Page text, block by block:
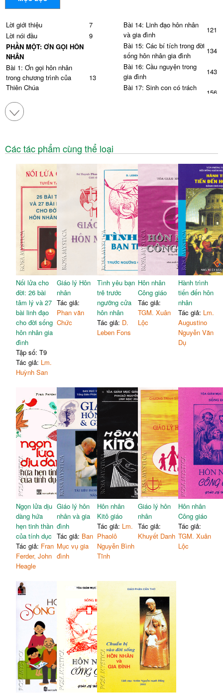
Lời giới thiệu
7
Lời nói đầu
9
PHẦN MỘT: ƠN GỌI HÔN
NHÂN
Bài 1: Ơn gọi hôn nhân
trong chương trình của
Thiên Chúa
13
Bài 3: Giáo luật về Bí tích
Hôn phối
Bài 5: Các thủ tục và nghi lễ
46
Bài 6: Sống thời kỳ đính hôn56
Bài 7: Tình yêu vợ chồng
Bài 8: Tính dục và hôn nhân69
Bài 9: Hoà hợp vợ chồng,
sự khác biệt giữa nam và
83
Bài 10: Hoà hợp vợ chồng,
triển nở trong tình yêu
90
Bài 11: Hoà hợp vợ chồng,
giải quyết những xung đột
Bài 12: Sự phân ly vợ chồng103
PHẦN HAI: GIA ĐÌNH LÀ
HỘI THÁNH TẠI GIA
Bài 13: Gia đình là Hội
thánh tại gia
113
Bài 14: Linh đạo hôn nhân
và gia đình
121
Bài 15: Các bí tích trong đời
sống hôn nhân gia đình
134
Bài 16: Cầu nguyện trong
gia đình
143
Bài 17: Sinh con có trách
156
Lời kết: Đón chờ tiệc cưới
Chiên Con
201
PHỤ LỤC
Phụ lục 1: Thông cáo của
Hội Đồng Giám Mục Việt
Nam về việc kính nhớ tổ
tiên
205
Phụ lục 2: Nghi thức đính
hôn
210
Phụ lục 3: Nghi thức vu qui,
tân hôn
215
Phụ lục 4: Gời kinh tối trong
gia đinh
221
Phụ lục 5: Chức năng của
bộ phận sinh dục trong tình
yêu vợ chồng
Phụ lục 6: Thụ tinh nhân tạo
Các tác phẩm cùng thể loại
Nối lửa cho
đời: 26 bài
tâm lý và 27
bài linh đạo
cho đời sống
hôn nhân gia
đình
Tập số: T9
Tác giả: Lm.
Huỳnh San
Giáo lý Hôn
nhân
Tác giả:
Phan văn
Chức
Tình yêu bạn
trẻ trước
ngưỡng cửa
hôn nhân
Tác giả: D.
Leben Fons
Hôn nhân
Công giáo
Tác giả:
TGM. Xuân
Lộc
Hành trình
tiến đến hôn
nhân
Tác giả: Lm.
Augustino
Nguyễn Văn
Dụ
Ngọn lửa dịu
dàng hứa
hẹn tinh thần
của tính dục
Tác giả: Fran
Ferder, John
Heagle
Giáo lý hôn
nhân và gia
đình
Tác giả: Ban
Mục vụ gia
đình
Hôn nhân
Kitô giáo
Tác giả: Lm.
Phaolô
Nguyễn Bình
Tĩnh
Giáo lý hôn
nhân
Tác giả:
Khuyết Danh
Hôn nhân
Công giáo
Tác giả:
TGM. Xuân
Lộc